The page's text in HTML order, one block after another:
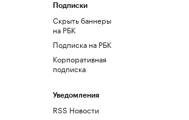
Подписки
Скрыть баннеры
на РБК
Подписка на РБК
Корпоративная
подписка
Уведомления
RSS Новости